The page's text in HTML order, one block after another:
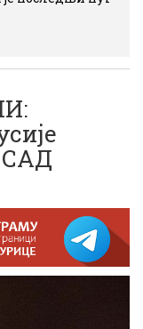
САД